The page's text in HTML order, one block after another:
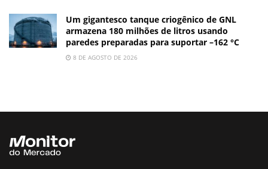
Um gigantesco tanque criogênico de GNL
armazena 180 milhões de litros usando
paredes preparadas para suportar –162 °C
8 DE AGOSTO DE 2026